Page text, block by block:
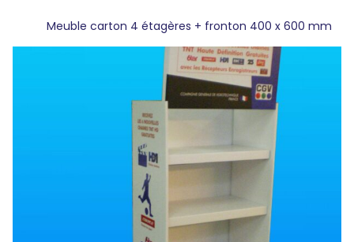
Meuble carton 4 étagères + fronton 400 x 600 mm